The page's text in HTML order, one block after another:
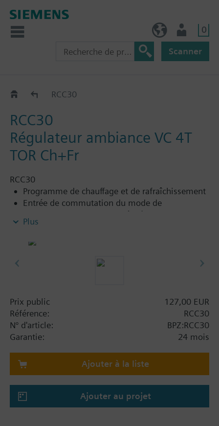
0
Scanner
RCC.. RCC30
RCC30
Régulateur ambiance VC 4T
TOR Ch+Fr
RCC30
Programme de chauffage et de rafraîchissement
Entrée de commutation du mode de
fonctionnement pour contrôle à distance
Régulation tout ou rien
chauffage 4 K, rafraîchissement 2 k)
Mode de protection antigel
Zone morte sélectionnable (2 K ou 5 K)
Sorties pour ventilateur à 3 vitesses (0 / I / II / III)
Plus
Prix public
127,00 EUR
Référence:
RCC30
N° d'article:
BPZ:RCC30
Garantie:
24 mois
Ajouter à la liste
Ajouter au projet